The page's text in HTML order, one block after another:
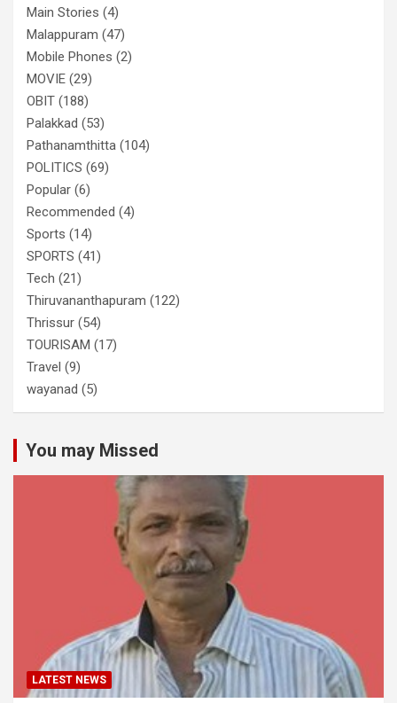
Main Stories (4)
Malappuram (47)
Mobile Phones (2)
MOVIE (29)
OBIT (188)
Palakkad (53)
Pathanamthitta (104)
POLITICS (69)
Popular (6)
Recommended (4)
Sports (14)
SPORTS (41)
Tech (21)
Thiruvananthapuram (122)
Thrissur (54)
TOURISAM (17)
Travel (9)
wayanad (5)
You may Missed
LATEST NEWS